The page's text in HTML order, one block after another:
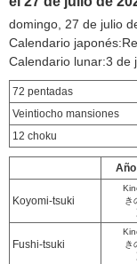
domingo, 27 de julio
Calendario
Calendario lunar:3 de
72 pentadas
Veintiocho mansiones
12 choku
Koyomi-tsuki
き
Fushi-tsuki
き